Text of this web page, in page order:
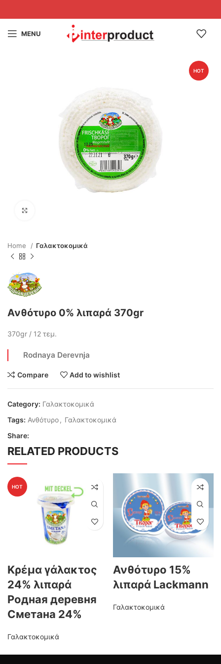
MENU
HOT
Home Γαλακτοκομικά
Ανθότυρο 0% λιπαρά 370gr
370gr / 12 τεμ.
Rodnaya Derevnja
Compare Add to wishlist
Category: Γαλακτοκομικά
Tags: Ανθότυρο, Γαλακτοκομικά
Share:
RELATED PRODUCTS
HOT
Κρέμα γάλακτος
24% λιπαρά
Родная деревня
Сметана 24%
Γαλακτοκομικά
Ανθότυρο 15%
λιπαρά Lackmann
Γαλακτοκομικά